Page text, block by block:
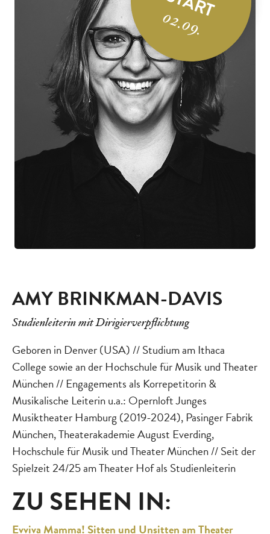
02.09.
AMY BRINKMAN-DAVIS
Studienleiterin mit Dirigierverpflichtung
Geboren in Denver (USA) // Studium am Ithaca
College sowie an der Hochschule für Musik und Theater
München // Engagements als Korrepetitorin &
Musikalische Leiterin u.a.: Opernloft Junges
Musiktheater Hamburg (2019-2024), Pasinger Fabrik
München, Theaterakademie August Everding,
Hochschule für Musik und Theater München // Seit der
Spielzeit 24/25 am Theater Hof als Studienleiterin
ZU SEHEN IN:
Evviva Mamma! Sitten und Unsitten am Theater